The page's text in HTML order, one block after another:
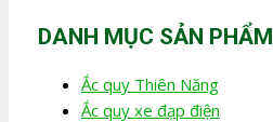
DANH MỤC SẢN PHẨM
Ắc quy Thiên Năng
Ắc quy xe đạp điện